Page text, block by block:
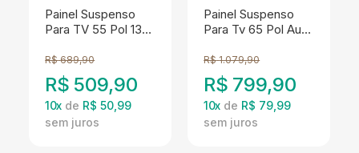
Painel Suspenso
Para TV 55 Pol 135
ARLY
R$ 689,90
R$ 509,90
10x de R$ 50,99
Painel Suspenso
Para Tv 65 Pol Aura
Deslizantes 182 cm
Cinamomo Off
White Madetec
R$ 1.079,90
R$ 799,90
10x de R$ 79,99